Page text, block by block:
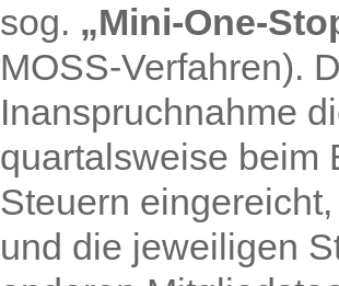
sog. „Mini-One-
MOSS-Verfahren).
Inanspruchnahme
quartalsweise beim
Steuern
und die jeweiligen